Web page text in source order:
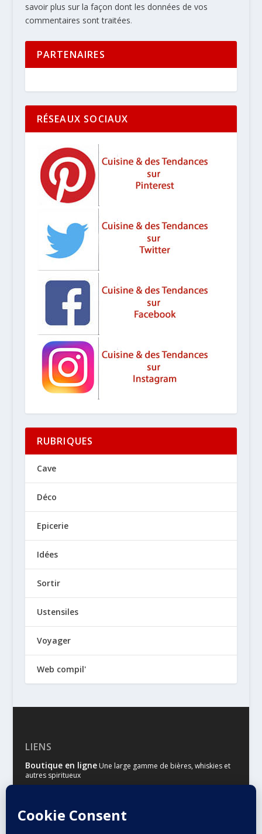
savoir plus sur la façon dont les données de vos
commentaires sont traitées.
PARTENAIRES
RÉSEAUX SOCIAUX
RUBRIQUES
Cave
Déco
Epicerie
Idées
Sortir
Ustensiles
Voyager
Web compil'
LIENS
Boutique en ligneUne large gamme de bières, whiskies et
autres spiritueux
bière et de whisky